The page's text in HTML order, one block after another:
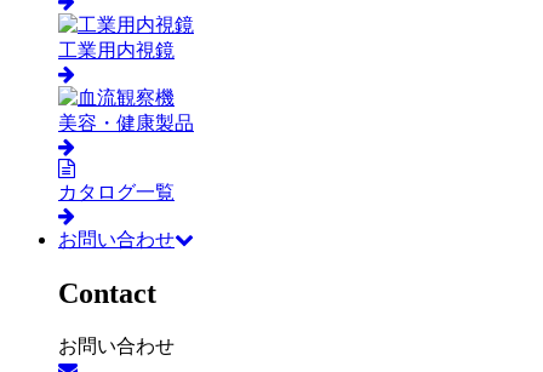
工業用内視鏡
美容・健康製品
カタログ一覧
お問い合わせ
Contact
お問い合わせ